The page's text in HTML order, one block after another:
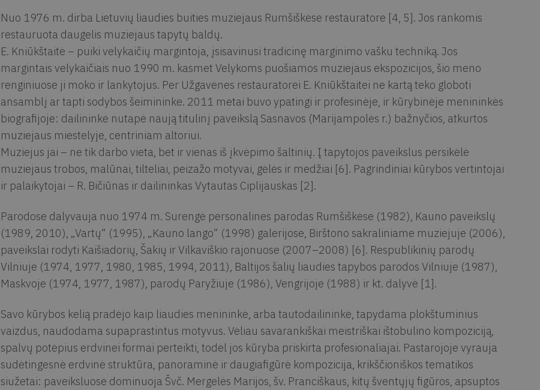
Nuo 1976 m. dirba Lietuvių liaudies buities muziejaus Rumšiškėse restauratore [4, 5]. Jos rankomis
restauruota daugelis muziejaus tapytų baldų.
E. Kniūkštaitė – puiki velykaičių margintoja, įsisavinusi tradicinę marginimo vašku techniką. Jos
margintais velykaičiais nuo 1990 m. kasmet Velykoms puošiamos muziejaus ekspozicijos, šio meno
renginiuose ji moko ir lankytojus. Per Užgavėnes restauratorei E. Kniūkštaitei ne kartą teko globoti
ansamblį ar tapti sodybos šeimininke. 2011 metai buvo ypatingi ir profesinėje, ir kūrybinėje menininkės
biografijoje: dailininkė nutapė naują titulinį paveikslą Sasnavos (Marijampolės r.) bažnyčios, atkurtos
muziejaus miestelyje, centriniam altoriui.
Muziejus jai – ne tik darbo vieta, bet ir vienas iš įkvėpimo šaltinių. Į tapytojos paveikslus persikėlė
muziejaus trobos, malūnai, tilteliai, peizažo motyvai, gėlės ir medžiai [6]. Pagrindiniai kūrybos vertintojai
ir palaikytojai – R. Bičiūnas ir dailininkas Vytautas Ciplijauskas [2].
Parodose dalyvauja nuo 1974 m. Surengė personalines parodas Rumšiškėse (1982), Kauno paveikslų
(1989, 2010), „Vartų“ (1995), „Kauno lango“ (1998) galerijose, Birštono sakraliniame muziejuje (2006),
paveikslai rodyti Kaišiadorių, Šakių ir Vilkaviškio rajonuose (2007–2008) [6]. Respublikinių parodų
Vilniuje (1974, 1977, 1980, 1985, 1994, 2011), Baltijos šalių liaudies tapybos parodos Vilniuje (1987),
Maskvoje (1974, 1977, 1987), parodų Paryžiuje (1986), Vengrijoje (1988) ir kt. dalyvė [1].
Savo kūrybos kelią pradėjo kaip liaudies menininkė, arba tautodailininkė, tapydama plokštuminius
vaizdus, naudodama supaprastintus motyvus. Vėliau savarankiškai meistriškai ištobulino kompoziciją,
spalvų potėpius erdvinei formai perteikti, todėl jos kūryba priskirta profesionaliajai. Pastarojoje vyrauja
sudėtingesnė erdvinė struktūra, panoraminė ir daugiafigūrė kompozicija, krikščioniškos tematikos
siužetai: paveiksluose dominuoja Švč. Mergelės Marijos, šv. Pranciškaus, kitų šventųjų figūros, apsuptos